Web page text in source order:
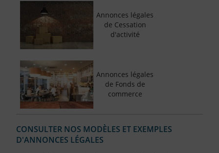
Annonces légales
de Cessation
d'activité
Annonces légales
de Fonds de
commerce
CONSULTER NOS MODÈLES ET EXEMPLES
D'ANNONCES LÉGALES